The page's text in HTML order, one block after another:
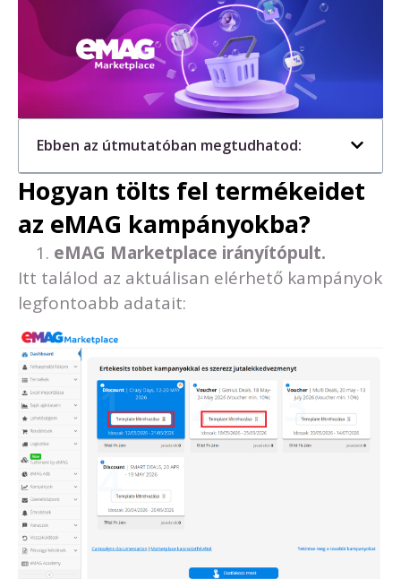
Ebben az útmutatóban megtudhatod:
Hogyan tölts fel termékeidet
az eMAG kampányokba?
eMAG Marketplace irányítópult.
Itt találod az aktuálisan elérhető kampányok
legfontoabb adatait: